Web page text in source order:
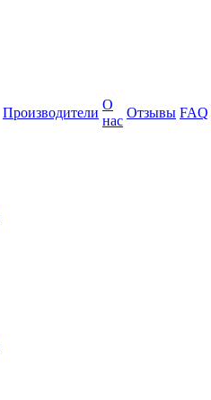
Производители
О
нас
Отзывы FAQ